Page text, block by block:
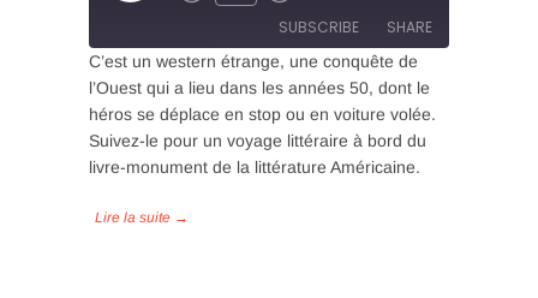
SUBSCRIBE SHARE
RSS FEED
SHARE
LINK
C’est un western étrange, une conquête de
l’Ouest qui a lieu dans les années 50, dont le
héros se déplace en stop ou en voiture volée.
Suivez-le pour un voyage littéraire à bord du
livre-monument de la littérature Américaine.